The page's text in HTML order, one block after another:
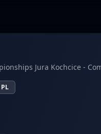
Jura Kochcice -
PL